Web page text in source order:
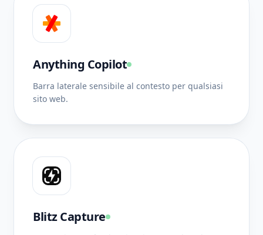
Anything Copilot
Barra laterale sensibile al contesto per qualsiasi
sito web.
Blitz Capture